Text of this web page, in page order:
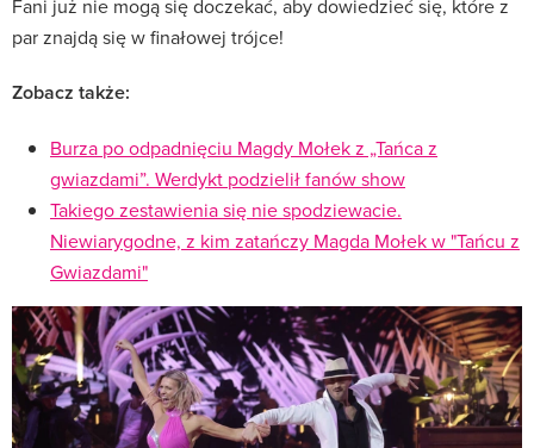
Fani już nie mogą się doczekać, aby dowiedzieć się, które z
par znajdą się w finałowej trójce!
Zobacz także:
Burza po odpadnięciu Magdy Mołek z „Tańca z
gwiazdami”. Werdykt podzielił fanów show
Takiego zestawienia się nie spodziewacie.
Niewiarygodne, z kim zatańczy Magda Mołek w "Tańcu z
Gwiazdami"